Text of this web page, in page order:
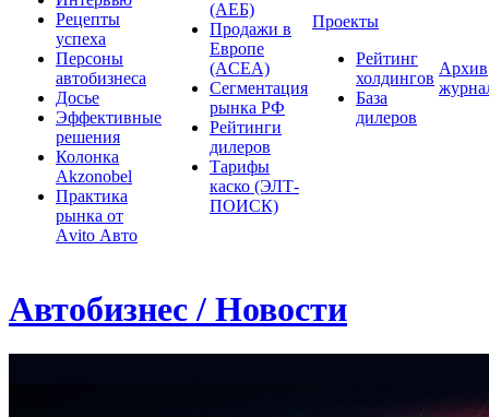
Рецепты
успеха
Персоны
автобизнеса
Досье
Эффективные
решения
Колонка
Akzonobel
Практика
рынка от
Аvito Авто
(АЕБ)
Продажи в
Европе
(ACEA)
Сегментация
рынка РФ
Рейтинги
дилеров
Тарифы
каско (ЭЛТ-
ПОИСК)
Проекты
Рейтинг
холдингов
База
дилеров
Архив
Автобизнес / Новости